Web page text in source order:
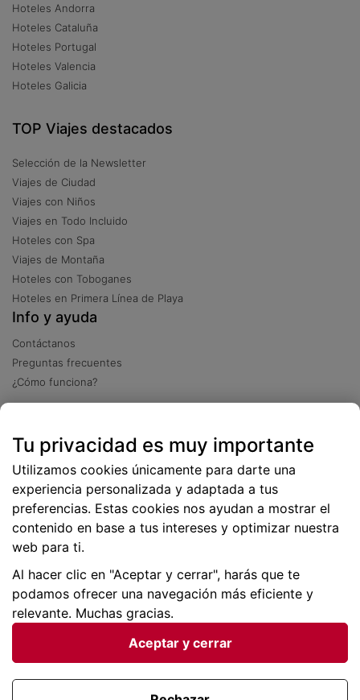
Hoteles Andorra
Hoteles Cataluña
Hoteles Portugal
Hoteles Valencia
Hoteles Galicia
TOP Viajes destacados
Selección de la Newsletter
Viajes de Ciudad
Viajes con Niños
Viajes en Todo Incluido
Hoteles con Spa
Viajes de Montaña
Hoteles con Toboganes
Hoteles en Primera Línea de Playa
Info y ayuda
Contáctanos
Preguntas frecuentes
¿Cómo funciona?
Más de 2 millones de descargas
Condiciones generales |Privacidad de datos | Política
Tu privacidad es muy importante
Utilizamos cookies únicamente para darte una
experiencia personalizada y adaptada a tus
preferencias. Estas cookies nos ayudan a mostrar el
contenido en base a tus intereses y optimizar nuestra
web para ti.
Al hacer clic en "Aceptar y cerrar", harás que te
podamos ofrecer una navegación más eficiente y
relevante. Muchas gracias.
Aceptar y cerrar